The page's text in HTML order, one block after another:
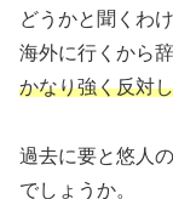
どうかと聞くわ
海外に行くから
かなり強く反対
過去に要と悠人
でしょうか。